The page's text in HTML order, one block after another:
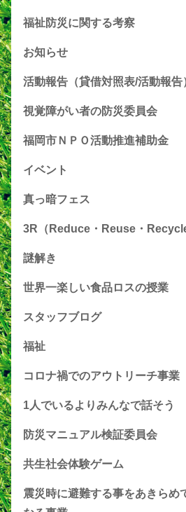
福祉防災に関する考察
お知らせ
活動報告（貸借対照表/活動報告
視覚障がい者の防災委員会
福岡市ＮＰＯ活動推進補助金
イベント
真っ暗フェス
3R（Reduce・Reuse・Recycle
謎解き
世界一楽しい食品ロスの授業
スタッフブログ
福祉
コロナ禍でのアウトリーチ事業
1人でいるよりみんなで話そう
防災マニュアル検証委員会
共生社会体験ゲーム
震災時に避難する事をあきらめ